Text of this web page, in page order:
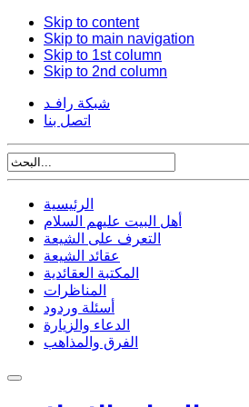
Skip to content
Skip to main navigation
Skip to 1st column
Skip to 2nd column
شبكة رافـد
اتصل بنا
الرئيسية
أهل البيت عليهم السلام
التعرف على الشيعة
عقائد الشيعة
المكتبة العقائدية
المناظرات
أسئلة وردود
الدعاء والزيارة
الفرق والمذاهب